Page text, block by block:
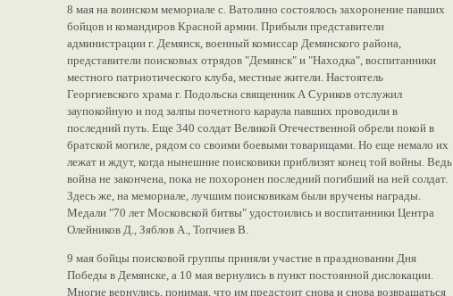
8 мая на воинском мемориале с. Ватолино состоялось захоронение павших
бойцов и командиров Красной армии. Прибыли представители
администрации г. Демянск, военный комиссар Демянского района,
представители поисковых отрядов "Демянск" и "Находка", воспитанники
местного патриотического клуба, местные жители. Настоятель
Георгиевского храма г. Подольска священник А Суриков отслужил
заупокойную и под залпы почетного караула павших проводили в
последний путь. Еще 340 солдат Великой Отечественной обрели покой в
братской могиле, рядом со своими боевыми товарищами. Но еще немало их
лежат и ждут, когда нынешние поисковики приблизят конец той войны. Ведь
война не закончена, пока не похоронен последний погибший на ней солдат.
Здесь же, на мемориале, лучшим поисковикам были вручены награды.
Медали "70 лет Московской битвы" удостоились и воспитанники Центра
Олейников Д., Зяблов А., Топчиев В.
9 мая бойцы поисковой группы приняли участие в праздновании Дня
Победы в Демянске, а 10 мая вернулись в пункт постоянной дислокации.
Многие вернулись, понимая, что им предстоит снова и снова возвращаться